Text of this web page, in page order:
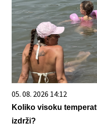
05. 08. 2026 14:12
Koliko visoku
izdrži?